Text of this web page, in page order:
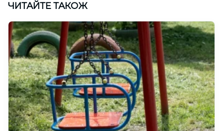
ЧИТАЙТЕ ТАКОЖ